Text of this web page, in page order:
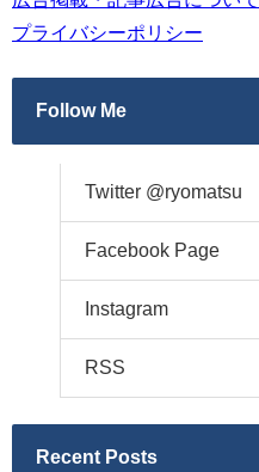
プライバシーポリシー
Follow Me
Twitter @ryomatsu
Facebook Page
Instagram
RSS
Recent Posts